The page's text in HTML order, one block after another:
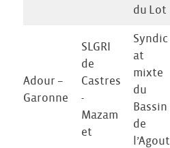
du Lot
Adour –
Garonne
SLGRI
de
Castres
-
Mazam
et
Syndic
at
mixte
du
Bassin
de
l’Agout